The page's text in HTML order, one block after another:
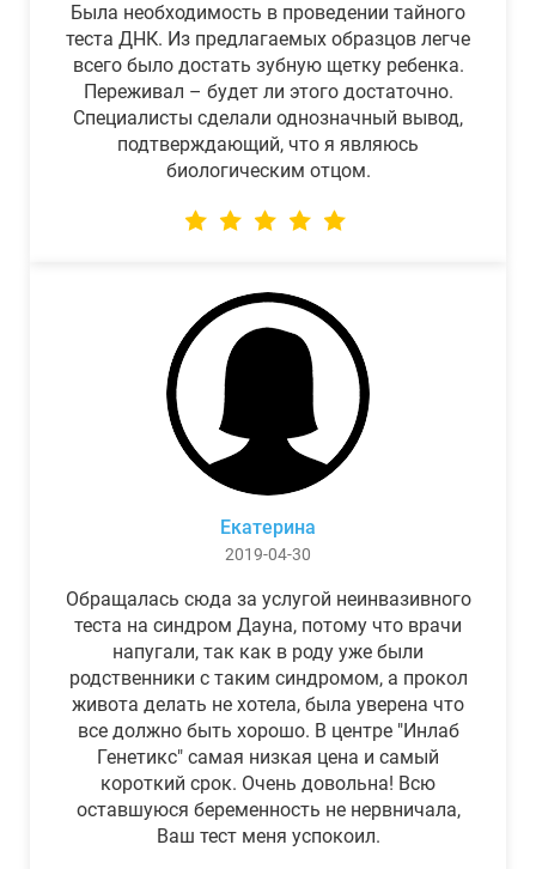
Была необходимость в проведении тайного
теста ДНК. Из предлагаемых образцов легче
всего было достать зубную щетку ребенка.
Переживал – будет ли этого достаточно.
Специалисты сделали однозначный вывод,
подтверждающий, что я являюсь
биологическим отцом.
Екатерина
2019-04-30
Обращалась сюда за услугой неинвазивного
теста на синдром Дауна, потому что врачи
напугали, так как в роду уже были
родственники с таким синдромом, а прокол
живота делать не хотела, была уверена что
все должно быть хорошо. В центре "Инлаб
Генетикс" самая низкая цена и самый
короткий срок. Очень довольна! Всю
оставшуюся беременность не нервничала,
Ваш тест меня успокоил.